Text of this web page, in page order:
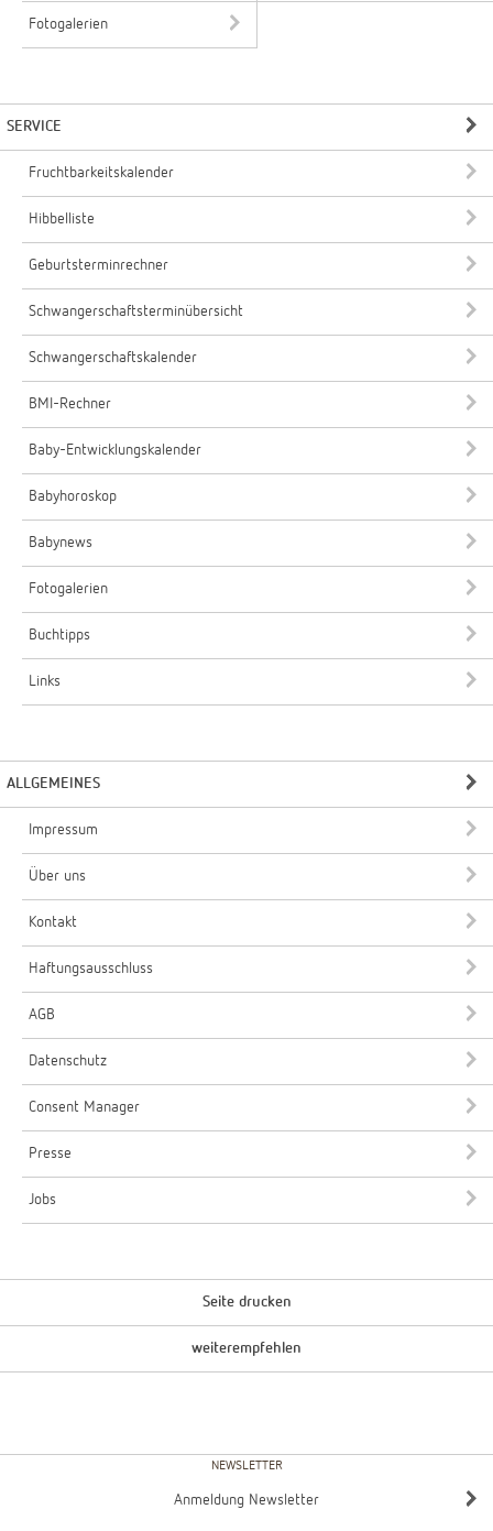
Fotogalerien
SERVICE
Fruchtbarkeitskalender
Hibbelliste
Geburtsterminrechner
Schwangerschaftsterminübersicht
Schwangerschaftskalender
BMI-Rechner
Baby-Entwicklungskalender
Babyhoroskop
Babynews
Fotogalerien
Buchtipps
Links
ALLGEMEINES
Impressum
Über uns
Kontakt
Haftungsausschluss
AGB
Datenschutz
Consent Manager
Presse
Jobs
Seite drucken
weiterempfehlen
NEWSLETTER
Anmeldung Newsletter